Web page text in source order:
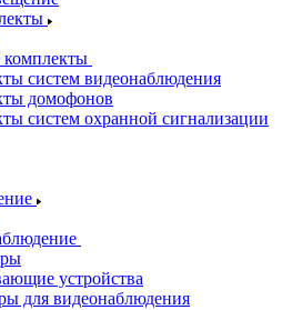
комплекты
систем видеонаблюдения
домофонов
систем охранной сигнализации
устройства
для видеонаблюдения